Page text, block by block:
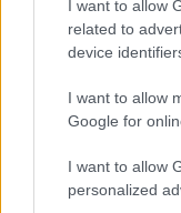
I want to allow
related to
device
I want to allow
Google for
I want to allow
personalized
Egy